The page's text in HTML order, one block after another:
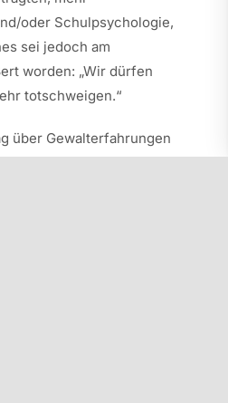
oder Schulpsychologie,
sei jedoch am
worden: „Wir dürfen
totschweigen.“
über Gewalterfahrungen
am Mittwoch, 15.